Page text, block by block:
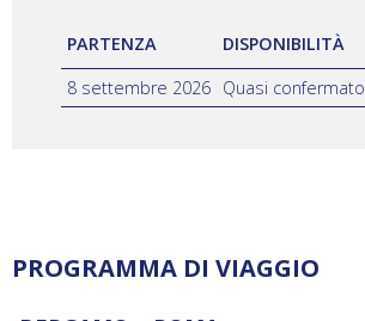
PARTENZA DISPONIBILITÀ
8 settembre 2026
Quasi confermato
PROGRAMMA DI VIAGGIO